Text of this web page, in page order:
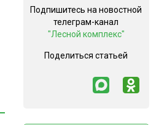
Подпишитесь на новостной
телеграм-канал
"Лесной комплекс"
Поделиться статьей